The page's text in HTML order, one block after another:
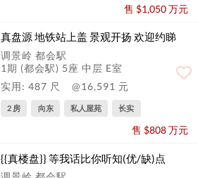
售 $1,050 万元
真盘源 地铁站上盖 景观开扬 欢迎约睇
调景岭 都会駅
1期 (都会駅) 5座 中层 E室
实用: 487 尺
@16,591 元
2 房 向东 私人屋苑 长实
售 $808 万元
{{真楼盘}} 等我话比你听知(优/缺)点